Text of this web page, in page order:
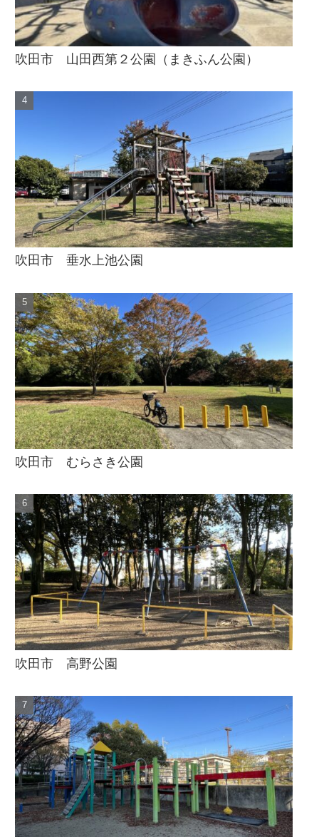
吹田市 山田西第２公園（まきふん公園）
吹田市 垂水上池公園
吹田市 むらさき公園
吹田市 高野公園